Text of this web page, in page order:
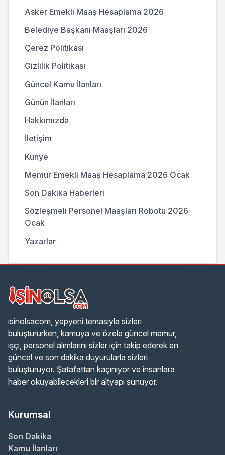
Asker Emekli Maaş Hesaplama 2026
Belediye Başkanı Maaşları 2026
Çerez Politikası
Gizlilik Politikası
Güncel Kamu İlanları
Günün İlanları
Hakkımızda
İletişim
Künye
Memur Emekli Maaş Hesaplama 2026 Ocak
Son Dakika Haberleri
Sözleşmeli Personel Maaşları Robotu 2026
Ocak
Yazarlar
isinolsacom, yepyeni temasıyla sizleri
buluştururken, kamuya ve özele güncel memur,
işçi, personel alımlarını sizler için takip ederek en
güncel ve son dakika duyurularla sizleri
buluşturuyor. Şatafattan kaçınıyor ve insanlara
haber okuyabilecekleri bir altyapı sunuyor.
Kurumsal
Son Dakika
Kamu İlanları